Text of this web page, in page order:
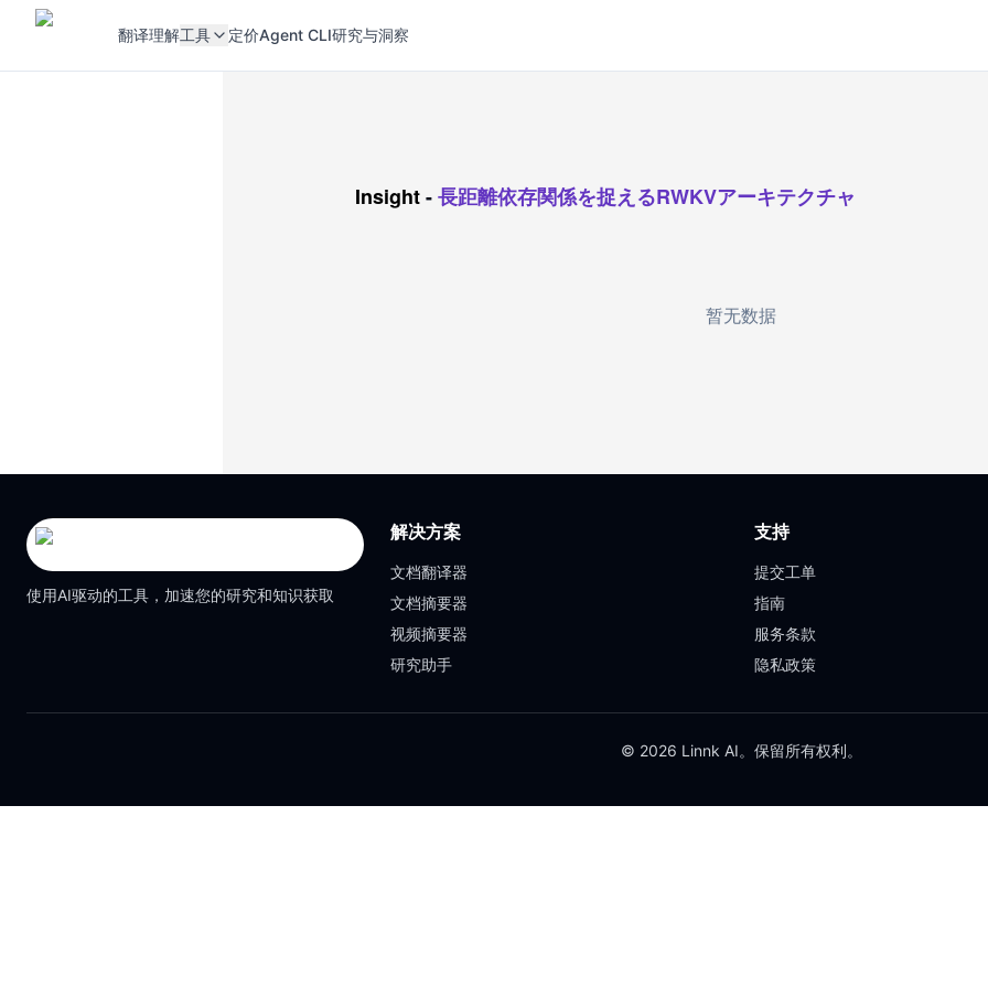
翻译理解工具 定价Agent CLI研究与洞察
Insight-長距離依存関係を捉えるRWKVアーキテクチャ
暂无数据
使用AI驱动的工具，加速您的研究和知识获取
解决方案
文档翻译器
文档摘要器
视频摘要器
研究助手
支持
提交工单
指南
服务条款
隐私政策
© 2026 Linnk AI。保留所有权利。